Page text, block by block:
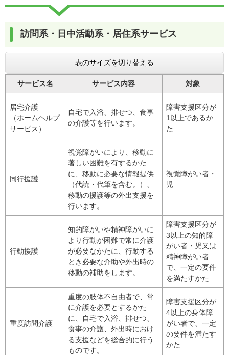
訪問系・日中活動系・居住系サービス
表のサイズを切り替える
サービス名 サービス内容 対象
居宅介護
（ホームヘルプ
サービス）
自宅で入浴、排せつ、食事
の介護等を行います。
障害支援区分が
1以上であるか
た
同行援護
視覚障がいにより、移動に
著しい困難を有するかた
に、移動に必要な情報提供
（代読・代筆を含む。）、
移動の援護等の外出支援を
行います。
視覚障がい者・
児
行動援護
知的障がいや精神障がいに
より行動が困難で常に介護
が必要なかたに、行動する
とき必要な介助や外出時の
移動の補助をします。
障害支援区分が
3以上の知的障
がい者・児又は
精神障がい者
で、一定の要件
を満たすかた
重度訪問介護
重度の肢体不自由者で、常
に介護を必要とするかた
に、自宅で入浴、排せつ、
食事の介護、外出時におけ
る支援などを総合的に行う
ものです。
障害支援区分が
4以上の身体障
がい者で、一定
の要件を満たす
かた